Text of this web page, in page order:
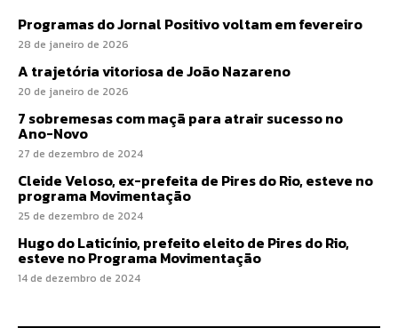
Programas do Jornal Positivo voltam em fevereiro
28 de janeiro de 2026
A trajetória vitoriosa de João Nazareno
20 de janeiro de 2026
7 sobremesas com maçã para atrair sucesso no
Ano-Novo
27 de dezembro de 2024
Cleide Veloso, ex-prefeita de Pires do Rio, esteve no
programa Movimentação
25 de dezembro de 2024
Hugo do Laticínio, prefeito eleito de Pires do Rio,
esteve no Programa Movimentação
14 de dezembro de 2024